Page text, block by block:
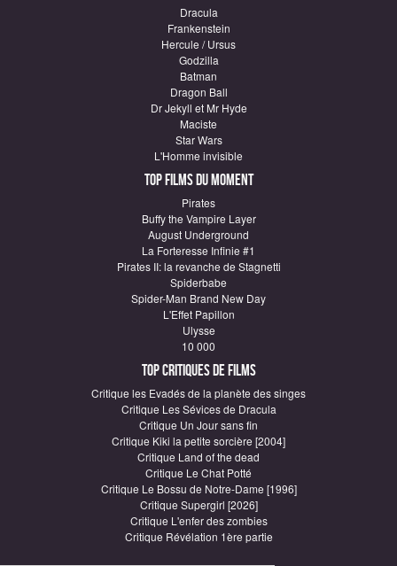
Dracula
Frankenstein
Hercule / Ursus
Godzilla
Batman
Dragon Ball
Dr Jekyll et Mr Hyde
Maciste
Star Wars
L'Homme invisible
Top Films du moment
Pirates
Buffy the Vampire Layer
August Underground
La Forteresse Infinie #1
Pirates II: la revanche de Stagnetti
Spiderbabe
Spider-Man Brand New Day
L'Effet Papillon
Ulysse
10 000
Top critiques de Films
Critique les Evadés de la planète des singes
Critique Les Sévices de Dracula
Critique Un Jour sans fin
Critique Kiki la petite sorcière [2004]
Critique Land of the dead
Critique Le Chat Potté
Critique Le Bossu de Notre-Dame [1996]
Critique Supergirl [2026]
Critique L'enfer des zombies
Critique Révélation 1ère partie